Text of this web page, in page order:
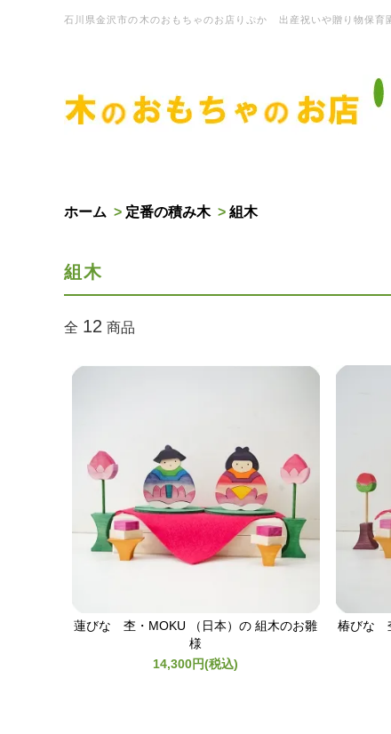
石川県金沢市の木のおもちゃのお店りぷか 出産祝いや贈り物保育
ホーム > 定番の積み木 > 組木
組木
全 12 商品
蓮びな 杢・MOKU （日本）の 組木のお雛
様
14,300円(税込)
椿びな